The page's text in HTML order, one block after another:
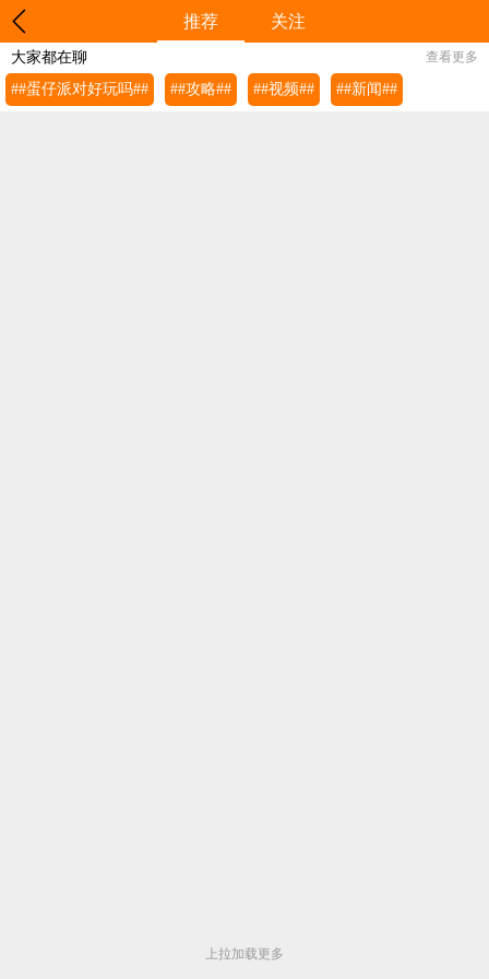
推荐 关注
大家都在聊 查看更多
##蛋仔派对好玩吗## ##攻略## ##视频## ##新闻##
上拉加载更多